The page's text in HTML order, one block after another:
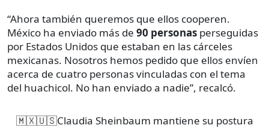
“Ahora también queremos que ellos cooperen.
México ha enviado más de 90 personas perseguidas
por Estados Unidos que estaban en las cárceles
mexicanas. Nosotros hemos pedido que ellos envíen
acerca de cuatro personas vinculadas con el tema
del huachicol. No han enviado a nadie”, recalcó.
🇲🇽🇺🇸Claudia Sheinbaum mantiene su postura